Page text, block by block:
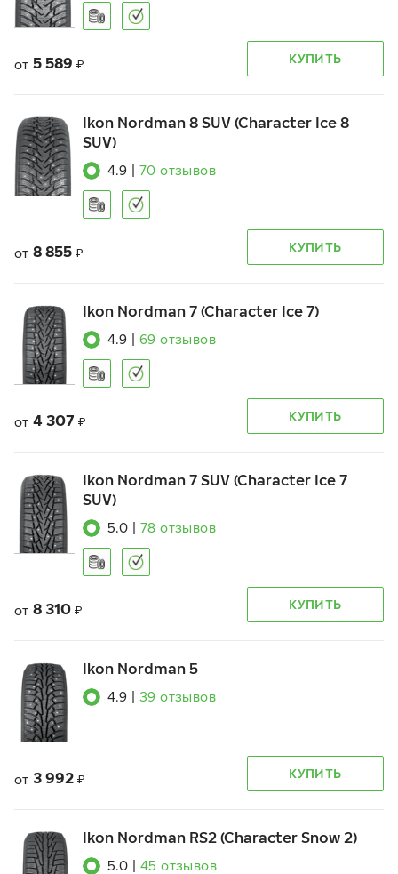
от 5 589 ₽ КУПИТЬ
Ikon Nordman 8 SUV (Character Ice 8
SUV)
4.9 70 отзывов
от 8 855 ₽ КУПИТЬ
Ikon Nordman 7 (Character Ice 7)
4.9 69 отзывов
от 4 307 ₽ КУПИТЬ
Ikon Nordman 7 SUV (Character Ice 7
SUV)
5.0 78 отзывов
от 8 310 ₽ КУПИТЬ
Ikon Nordman 5
4.9 39 отзывов
от 3 992 ₽ КУПИТЬ
Ikon Nordman RS2 (Character Snow 2)
5.0 45 отзывов